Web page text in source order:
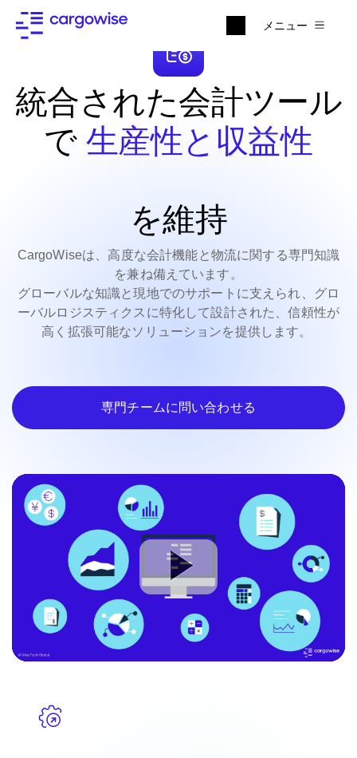
メニュー
統合された会計ツール
で 生産性と収益性
を維持
CargoWiseは、高度な会計機能と物流に関する専門知識
を兼ね備えています。
グローバルな知識と現地でのサポートに支えられ、グロ
ーバルロジスティクスに特化して設計された、信頼性が
高く拡張可能なソリューションを提供します。
専門チームに問い合わせる